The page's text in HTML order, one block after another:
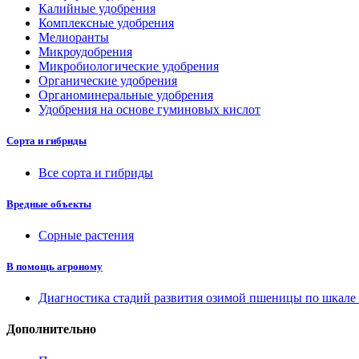
Калийные удобрения
Комплексные удобрения
Мелиоранты
Микроудобрения
Микробиологические удобрения
Органические удобрения
Органоминеральные удобрения
Удобрения на основе гуминовых кислот
Сорта и гибриды
Все сорта и гибриды
Вредные объекты
Сорные растения
В помощь агроному
Диагностика стадий развития озимой пшеницы по
Дополнительно